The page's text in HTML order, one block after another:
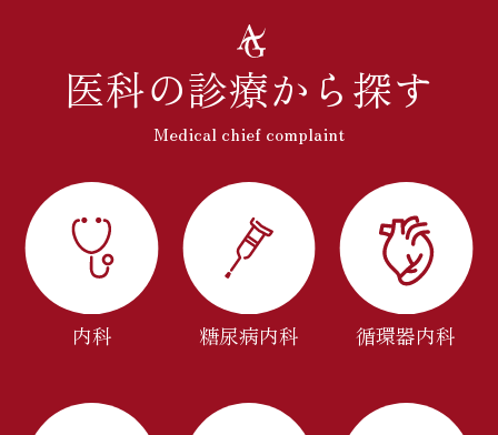
医科の診療から探す
Medical chief complaint
内科 糖尿病内科 循環器内科